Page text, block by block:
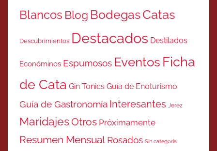
Blancos Blog BodegasCatas
Descubrimientos Destacados Destilados
Económinos Espumosos Eventos Ficha
de Cata Gin Tonics Guía de Enoturismo
Guía de Gastronomía Interesantes Jerez
MaridajesOtros Próximamente
Resumen Mensual Rosados Sin categoría